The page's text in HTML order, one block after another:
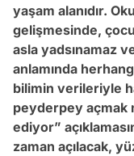
yaşam alanıdır.
gelişmesinde,
asla yadsınamaz
anlamında
bilimin verileriyle
peyderpey açmak
ediyor”
zaman açılacak,